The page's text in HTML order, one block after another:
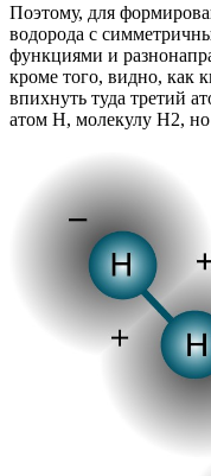
Поэтому, для
водорода с
функциями и
кроме того, видно, как
впихнуть туда третий
атом H, молекулу H2,